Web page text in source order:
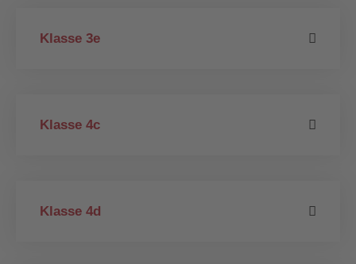
Klasse 3e
Klasse 4c
Klasse 4d